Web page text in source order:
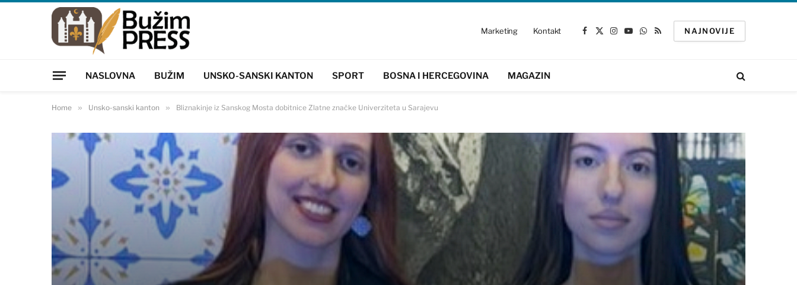
Marketing Kontakt
Facebook
X
Instagram
YouTube
WhatsApp
RSS
NAJNOVIJE
NASLOVNA BUŽIM UNSKO-SANSKI KANTON SPORT BOSNA I HERCEGOVINA MAGAZIN
Home » Unsko-sanski kanton » Bliznakinje iz Sanskog Mosta dobitnice Zlatne značke Univerziteta u Sarajevu